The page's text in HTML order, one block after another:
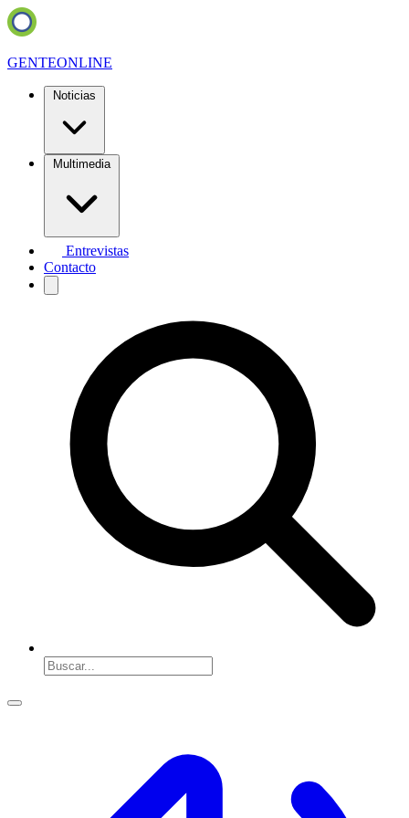
GENTEONLINE
Noticias
Multimedia
Entrevistas
Contacto